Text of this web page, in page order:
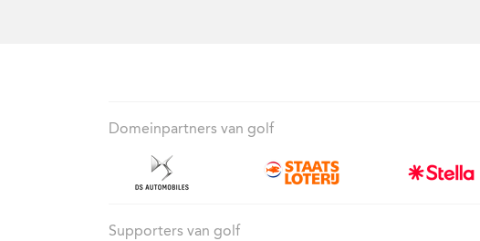
Domeinpartners van golf
Supporters van golf